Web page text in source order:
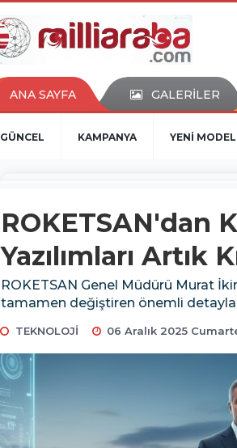
ANA SAYFA GALERİLER
GÜNCEL KAMPANYA YENİ MODEL
ROKETSAN'dan
Yazılımları
ROKETSAN Genel Müdürü Murat
tamamen değiştiren önemli
TEKNOLOJİ 06 Aralık 2025